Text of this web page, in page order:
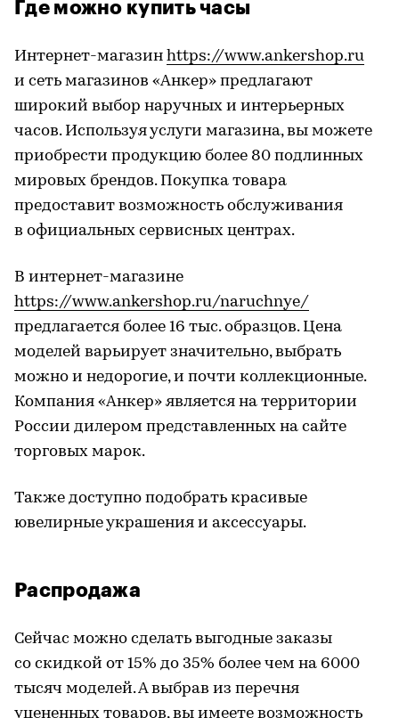
Где можно купить часы
Интернет-магазин https://www.ankershop.ru
и сеть магазинов «Анкер» предлагают
широкий выбор наручных и интерьерных
часов. Используя услуги магазина, вы можете
приобрести продукцию более 80 подлинных
мировых брендов. Покупка товара
предоставит возможность обслуживания
в официальных сервисных центрах.
В интернет-магазине
https://www.ankershop.ru/naruchnye/
предлагается более 16 тыс. образцов. Цена
моделей варьирует значительно, выбрать
можно и недорогие, и почти коллекционные.
Компания «Анкер» является на территории
России дилером представленных на сайте
торговых марок.
Также доступно подобрать красивые
ювелирные украшения и аксессуары.
Распродажа
Сейчас можно сделать выгодные заказы
со скидкой от 15% до 35% более чем на 6000
тысяч моделей. А выбрав из перечня
уцененных товаров, вы имеете возможность